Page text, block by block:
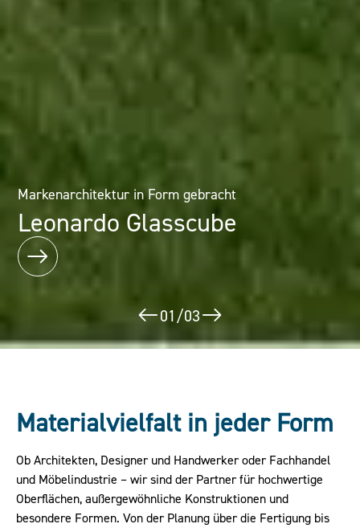
Markenarchitektur in Form gebracht
Leonardo Glasscube
Architektur als Erlebnis: Mineralwerkstofflösungen im
Designhotel
Puerta América
02/03
Materialvielfalt in jeder Form
Ob Architekten, Designer und Handwerker oder Fachhandel
und Möbelindustrie – wir sind der Partner für hochwertige
Oberflächen, außergewöhnliche Konstruktionen und
besondere Formen. Von der Planung über die Fertigung bis